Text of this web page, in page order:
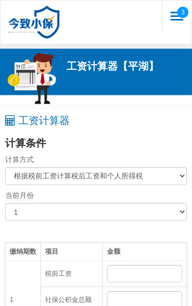
3
工资计算器【平湖】
工资计算器
计算条件
计算方式
当前月份
缴纳期数 项目 金额
1
税前工资
社保公积金总额